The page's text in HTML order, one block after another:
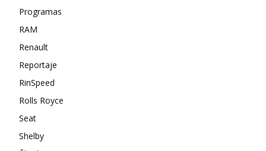
Programas
RAM
Renault
Reportaje
RinSpeed
Rolls Royce
Seat
Shelby